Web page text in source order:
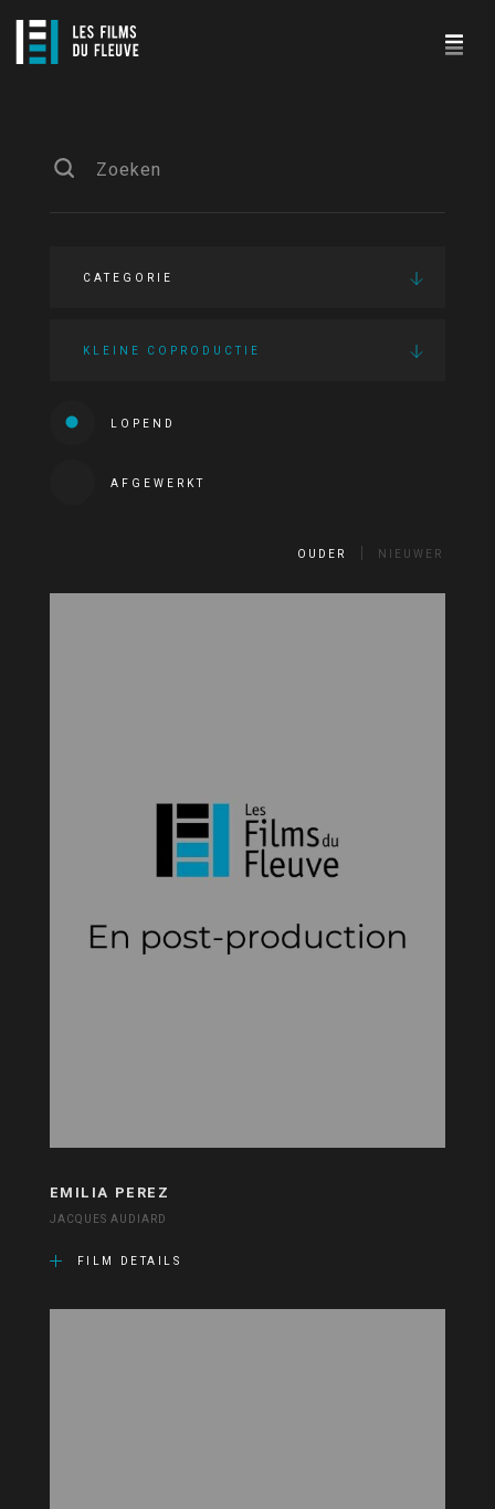
CATEGORIE
KLEINE COPRODUCTIE
LOPEND
AFGEWERKT
OUDER NIEUWER
EMILIA PEREZ
JACQUES AUDIARD
FILM DETAILS